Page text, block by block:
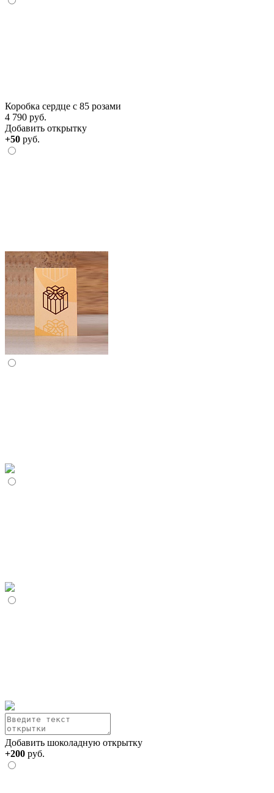
Коробка сердце с 85 розами
4 790 руб.
Добавить открытку
+50 руб.
Добавить шоколадную открытку
+200 руб.